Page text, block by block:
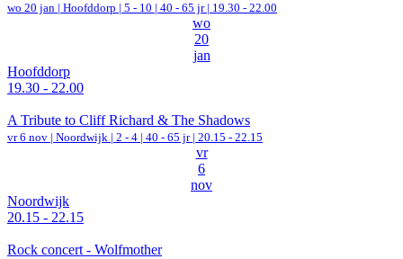
wo 20 jan | Hoofddorp | 5 - 10 | 40 - 65 jr | 19.30 - 22.00
wo
20
jan
Hoofddorp
19.30 - 22.00
A Tribute to Cliff Richard & The Shadows
vr 6 nov | Noordwijk | 2 - 4 | 40 - 65 jr | 20.15 - 22.15
vr
6
nov
Noordwijk
20.15 - 22.15
Rock concert - Wolfmother